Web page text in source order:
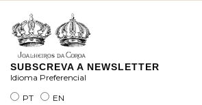
SUBSCREVA A NEWSLETTER
Idioma Preferencial
PT
EN